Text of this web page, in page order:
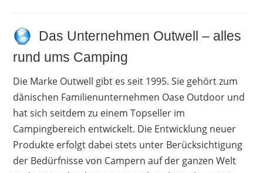
Das Unternehmen Outwell – alles
rund ums Camping
Die Marke Outwell gibt es seit 1995. Sie gehört zum
dänischen Familienunternehmen Oase Outdoor und
hat sich seitdem zu einem Topseller im
Campingbereich entwickelt. Die Entwicklung neuer
Produkte erfolgt dabei stets unter Berücksichtigung
der Bedürfnisse von Campern auf der ganzen Welt